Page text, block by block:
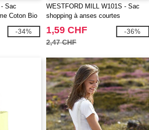
Sac
Coton Bio
-34%
WESTFORD MILL W101S - Sac
shopping à anses courtes
1,59 CHF
2,47 CHF
-36%